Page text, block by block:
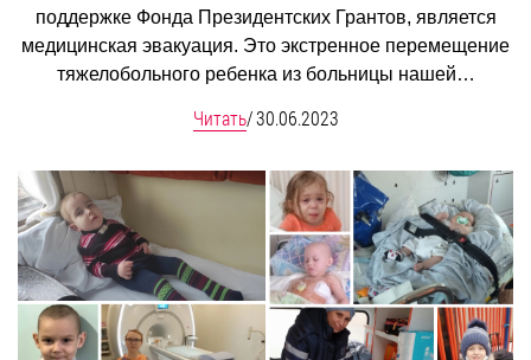
поддержке Фонда Президентских Грантов, является
медицинская эвакуация. Это экстренное перемещение
тяжелобольного ребенка из больницы нашей…
Читать/30.06.2023